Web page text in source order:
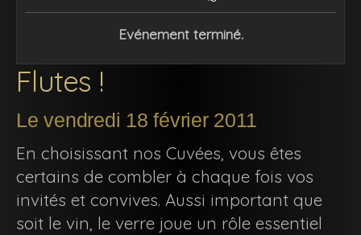
Evénement terminé.
Flutes !
Le vendredi 18 février 2011
En choisissant nos Cuvées, vous êtes
certains de combler à chaque fois vos
invités et convives. Aussi important que
soit le vin, le verre joue un rôle essentiel